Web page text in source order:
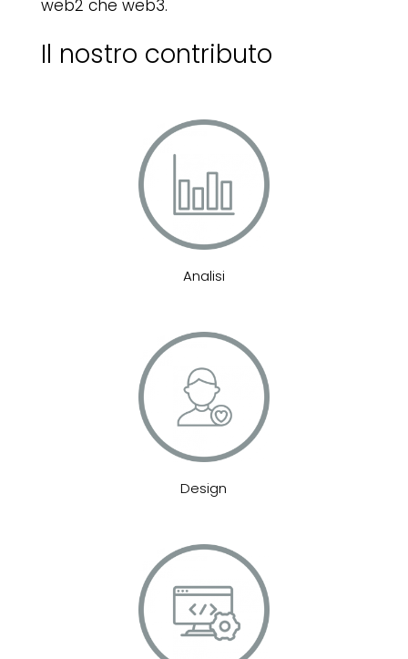
web2 che web3.
Il nostro contributo
Analisi
Design